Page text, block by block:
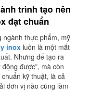
trình tạo nên
đạt chuẩn
ngành thực phẩm, mỹ
inox luôn là một mắt
Nhưng để tạo ra
được", mà còn
kỹ thuật, là cả
đơn vị nào cũng làm